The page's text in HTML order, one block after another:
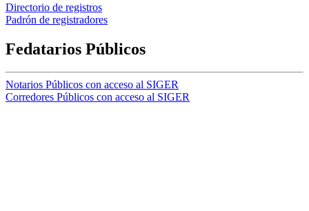
Directorio de registros
Padrón de registradores
Fedatarios Públicos
Notarios Públicos con acceso al SIGER
Corredores Públicos con acceso al SIGER